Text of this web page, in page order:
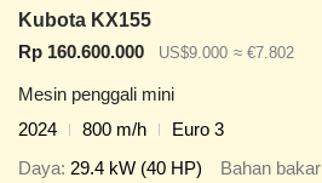
Kubota KX155
Rp 160.600.000
US$9.000 ≈ €7.802
Mesin penggali mini
2024
800 m/h
Euro 3
Daya 29.4 kW (40 HP) Bahan bakar